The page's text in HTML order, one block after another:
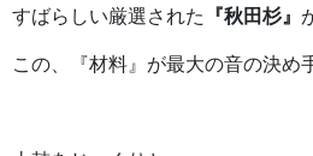
すばらしい厳選された 『秋田杉』
この、『材料』が最大の音の決め